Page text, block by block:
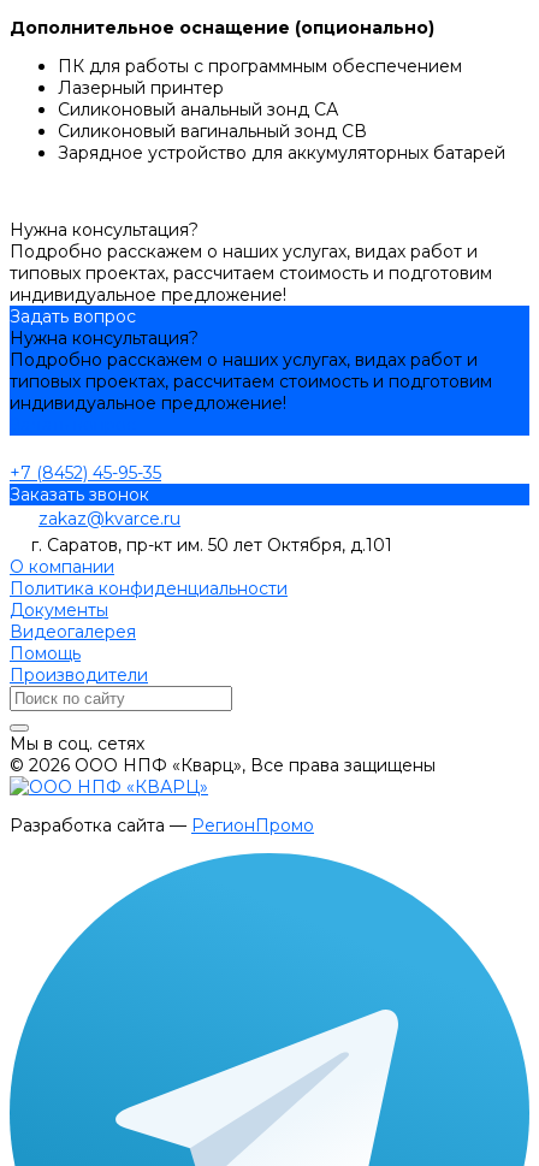
Дополнительное оснащение (опционально)
ПК для работы с программным обеспечением
Лазерный принтер
Силиконовый анальный зонд СА
Силиконовый вагинальный зонд СВ
Зарядное устройство для аккумуляторных батарей
Нужна консультация?
Подробно расскажем о наших услугах, видах работ и
типовых проектах, рассчитаем стоимость и подготовим
индивидуальное предложение!
Задать вопрос
Нужна консультация?
Подробно расскажем о наших услугах, видах работ и
типовых проектах, рассчитаем стоимость и подготовим
индивидуальное предложение!
+7 (8452) 45-95-35
Заказать звонок
zakaz@kvarce.ru
г. Саратов, пр-кт им. 50 лет Октября, д.101
О компании
Политика конфиденциальности
Документы
Видеогалерея
Помощь
Производители
Мы в соц. сетях
© 2026 ООО НПФ «Кварц», Все права защищены
Разработка сайта — РегионПромо